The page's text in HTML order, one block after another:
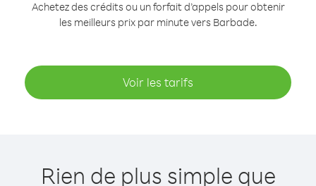
Achetez des crédits ou un forfait d’appels pour obtenir
les meilleurs prix par minute vers Barbade.
Voir les tarifs
Rien de plus simple que